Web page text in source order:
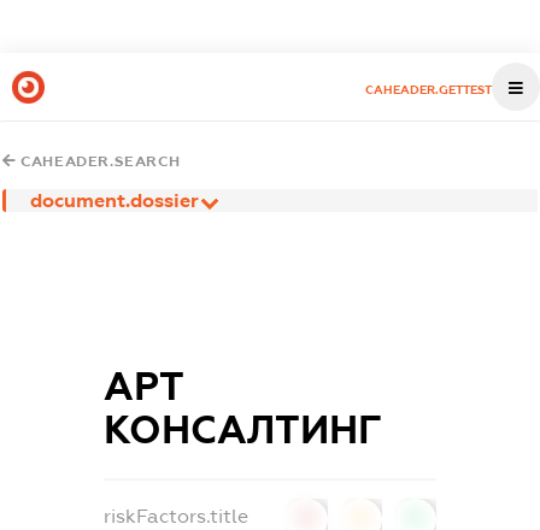
CAHEADER.GETTEST
CAHEADER.SEARCH
document.dossier
АРТ
КОНСАЛТИНГ
riskFactors.title